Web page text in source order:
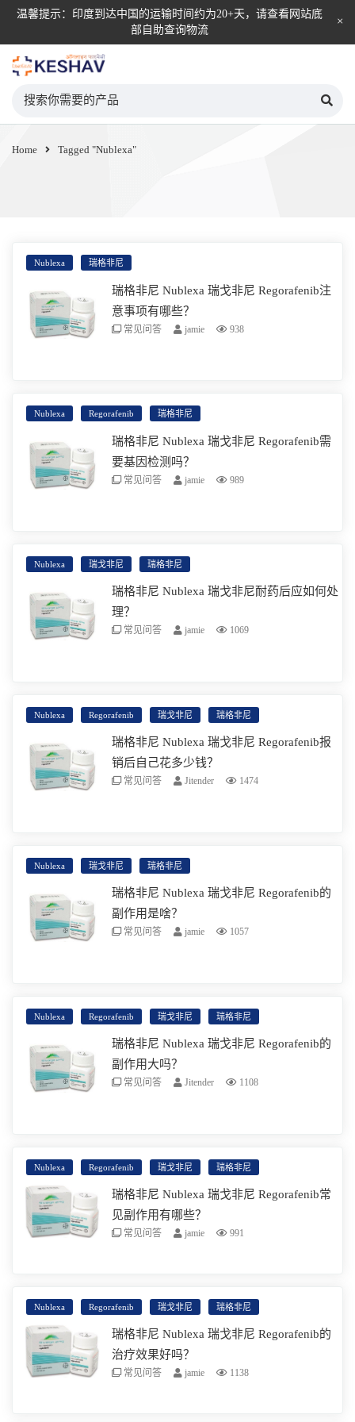
温馨提示：印度到达中国的运输时间约为20+天，请查看网站底
部自助查询物流
Home Tagged "Nublexa"
Nublexa 瑞格非尼
瑞格非尼 Nublexa 瑞戈非尼 Regorafenib注
意事项有哪些？
常见问答 jamie 938
情，从而延长生命周期
Nublexa Regorafenib 瑞格非尼
瑞格非尼 Nublexa 瑞戈非尼 Regorafenib需
要基因检测吗？
常见问答 jamie 989
FDA在前段时间又批准了瑞戈非尼用于治疗转
移性结直肠癌。
Nublexa 瑞戈非尼 瑞格非尼
瑞格非尼 Nublexa 瑞戈非尼耐药后应如何处
理？
常见问答 jamie 1069
疸(皮肤或眼睛发黄)，请立即致电医生
Nublexa Regorafenib 瑞戈非尼 瑞格非尼
瑞格非尼 Nublexa 瑞戈非尼 Regorafenib报
销后自己花多少钱？
常见问答 Jitender 1474
瑞格非尼，瑞格非尼在国内一盒的价格是
10080。2018年该药纳入乙类医保，医保降价后
价格为196元(40mg/片)，降幅45.56%。服用瑞
戈非尼一个月(一个疗程)的价格为1600元左右。
下医伴旅客服，了解性价比更高的海外版瑞格
Nublexa 瑞戈非尼 瑞格非尼
瑞格非尼 Nublexa 瑞戈非尼 Regorafenib的
副作用是啥？
常见问答 jamie 1057
Nublexa Regorafenib 瑞戈非尼 瑞格非尼
瑞格非尼 Nublexa 瑞戈非尼 Regorafenib的
副作用大吗？
常见问答 Jitender 1108
炎、衰弱 / 疲劳、高血压、感染、疼痛、言语
障碍、胃肠道和腹部疼痛、食欲及食物摄入量
下降、体重下降, 皮疹、发烧和恶心。其中最严
重不良药物反应有肝毒性、出血、胃肠道穿
Nublexa Regorafenib 瑞戈非尼 瑞格非尼
瑞格非尼 Nublexa 瑞戈非尼 Regorafenib常
见副作用有哪些？
常见问答 jamie 991
食欲及食物摄入量下降、高血压、粘膜炎、言
语障碍、感染、疼痛、体重下降, 胃肠道和腹部
疼痛、皮疹、发烧和恶心。其中最严重不良药
Nublexa Regorafenib 瑞戈非尼 瑞格非尼
瑞格非尼 Nublexa 瑞戈非尼 Regorafenib的
治疗效果好吗？
常见问答 jamie 1138